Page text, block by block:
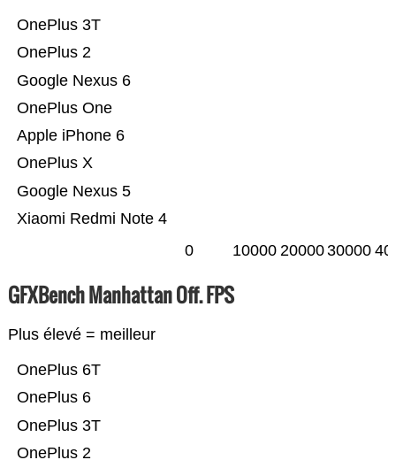
Xiaomi Redmi Note 4
Google Nexus 5
OnePlus X
Apple iPhone 6
OnePlus One
Google Nexus 6
OnePlus 2
OnePlus 3T
0 10000 2000030000
GFXBench Manhattan Off. FPS
Plus élevé = meilleur
OnePlus 2
OnePlus 3T
OnePlus 6
OnePlus 6T